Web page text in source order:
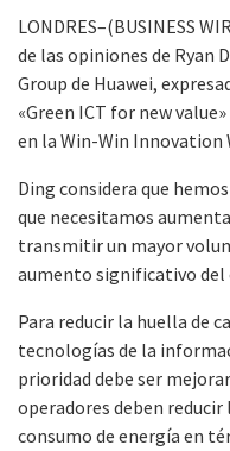
LONDRES–(BUSINESS
de las opiniones de Ryan
Group de Huawei,
«Green ICT for new
en la Win-Win Innovation
Ding considera que
que necesitamos
transmitir un mayor
aumento significativo del
Para reducir la huella de
tecnologías de la
prioridad debe ser
operadores deben
consumo de energía en